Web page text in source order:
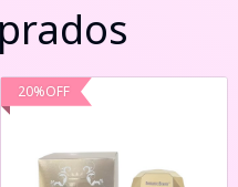
20%OFF